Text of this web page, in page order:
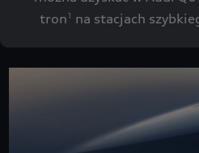
tron1 na stacjach